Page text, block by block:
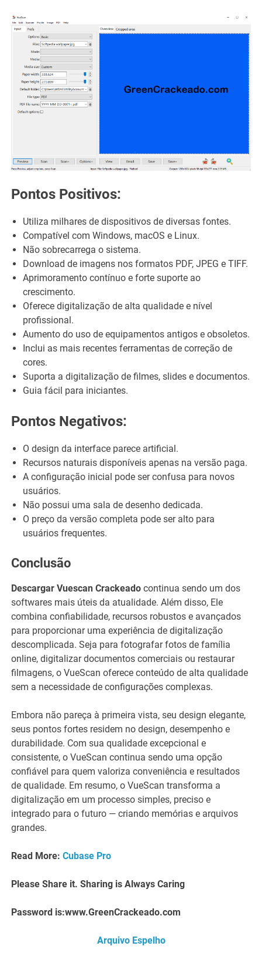
Pontos Positivos:
Utiliza milhares de dispositivos de diversas fontes.
Compatível com Windows, macOS e Linux.
Não sobrecarrega o sistema.
Download de imagens nos formatos PDF, JPEG e TIFF.
Aprimoramento contínuo e forte suporte ao
crescimento.
Oferece digitalização de alta qualidade e nível
profissional.
Aumento do uso de equipamentos antigos e obsoletos.
Inclui as mais recentes ferramentas de correção de
cores.
Suporta a digitalização de filmes, slides e documentos.
Guia fácil para iniciantes.
Pontos Negativos:
O design da interface parece artificial.
Recursos naturais disponíveis apenas na versão paga.
A configuração inicial pode ser confusa para novos
usuários.
Não possui uma sala de desenho dedicada.
O preço da versão completa pode ser alto para
usuários frequentes.
Conclusão
Descargar Vuescan Crackeado continua sendo um dos
softwares mais úteis da atualidade. Além disso, Ele
combina confiabilidade, recursos robustos e avançados
para proporcionar uma experiência de digitalização
descomplicada. Seja para fotografar fotos de família
online, digitalizar documentos comerciais ou restaurar
filmagens, o VueScan oferece conteúdo de alta qualidade
sem a necessidade de configurações complexas.
Embora não pareça à primeira vista, seu design elegante,
seus pontos fortes residem no design, desempenho e
durabilidade. Com sua qualidade excepcional e
consistente, o VueScan continua sendo uma opção
confiável para quem valoriza conveniência e resultados
de qualidade. Em resumo, o VueScan transforma a
digitalização em um processo simples, preciso e
integrado para o futuro — criando memórias e arquivos
grandes.
Read More:Cubase Pro
Please Share it. Sharing is Always Caring
Password is:www.GreenCrackeado.com
Arquivo Espelho